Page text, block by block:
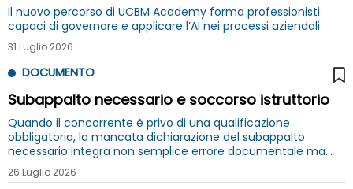
Il nuovo percorso di UCBM Academy forma professionisti
capaci di governare e applicare l’AI nei processi aziendali
31 Luglio 2026
DOCUMENTO
Subappalto necessario e soccorso istruttorio
Quando il concorrente è privo di una qualificazione
obbligatoria, la mancata dichiarazione del subappalto
necessario integra non semplice errore documentale ma
difetto del requisito di partecipazione, non sanabile con il
soccorso istruttorio
26 Luglio 2026